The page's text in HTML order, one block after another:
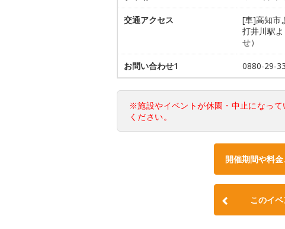
交通アクセス
[車]高知市
打井川駅
せ）
お問い合わせ1 0880-29-
※施設やイベントが休園・中止になっ
ください。
開催期間や料
このイ